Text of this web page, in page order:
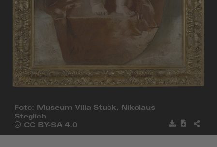
Foto: Museum Villa Stuck, Nikolaus
Steglich
CC BY-SA 4.0Öffnet
die
Bild
BILD